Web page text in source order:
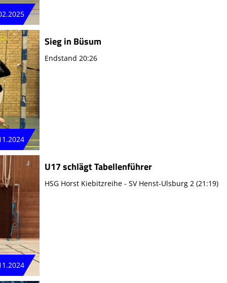
Sieg in Büsum
Endstand 20:26
U17 schlägt Tabellenführer
HSG Horst Kiebitzreihe - SV Henst-Ulsburg 2 (21:19)